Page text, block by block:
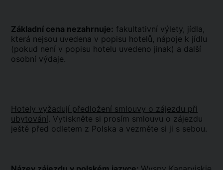
Základní cena nezahrnuje: fakultativní výlety, jídla,
která nejsou uvedena v popisu hotelů, nápoje k jídlu
(pokud není v popisu hotelu uvedeno jinak) a další
osobní výdaje.
Hotely vyžadují předložení smlouvy o zájezdu při
ubytování. Vytiskněte si prosím smlouvu o zájezdu
ještě před odletem z Polska a vezměte si ji s sebou.